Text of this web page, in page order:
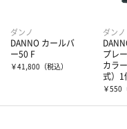
ダンノ
DANNO カールバ
ー50 F
￥41,800 （税込）
ダンノ
プレ
カラ
式）1
￥550